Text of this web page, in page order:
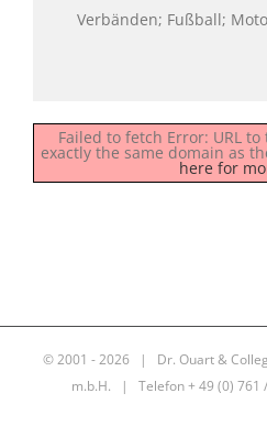
Verbänden; Fußball;
Failed to fetch Error: URL
exactly the same domain as
here for
© 2001 -2026 | Dr. Ouart &
m.b.H. | Telefon + 49 (0) 761